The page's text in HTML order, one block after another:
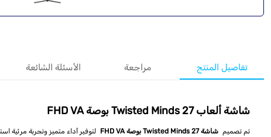
تفاصيل المنتج مراجعة الأسئلة الشائعة
شاشة ألعاب Twisted Minds 27 بوصة FHD VA
تم تصميم شاشة Twisted Minds 27 بوصة FHD VA